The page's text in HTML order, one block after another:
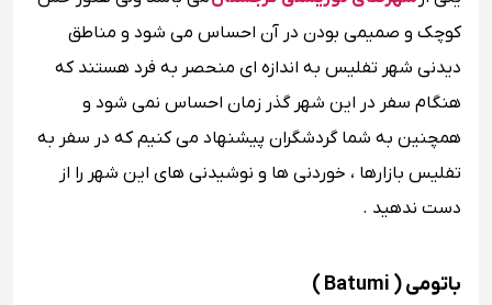
کوچک و صمیمی بودن در آن احساس می ‌شود و مناطق
دیدنی شهر تفلیس به اندازه‌ ای منحصر به فرد هستند که
هنگام سفر در این شهر گذر زمان احساس نمی‌ شود و
همچنین به شما گردشگران پیشنهاد می کنیم که در سفر به
تفلیس بازارها ، خوردنی ‌ها و نوشیدنی ‌های این شهر را از
دست ندهید .
باتومی ( Batumi )